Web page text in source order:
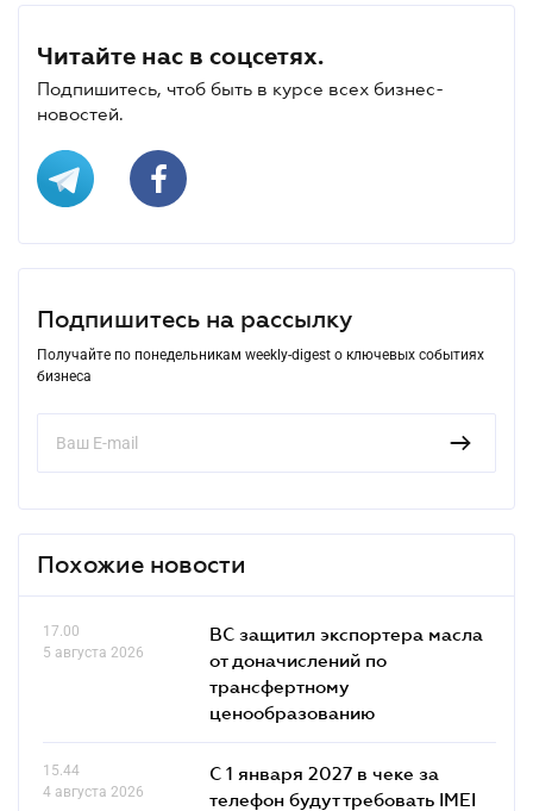
Читайте нас в соцсетях.
Подпишитесь, чтоб быть в курсе всех бизнес-
новостей.
Подпишитесь на рассылку
Получайте по понедельникам weekly-digest о ключевых событиях
бизнеса
Похожие новости
17.00
5 августа 2026
ВС защитил экспортера масла
от доначислений по
трансфертному
ценообразованию
15.44
4 августа 2026
С 1 января 2027 в чеке за
телефон будут требовать IMEI